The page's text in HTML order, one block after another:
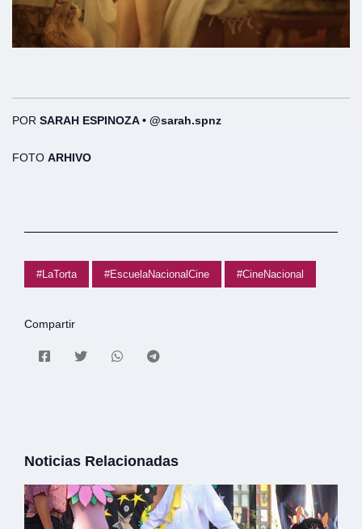
POR SARAH ESPINOZA • @sarah.spnz
FOTO ARHIVO
#LaTorta #EscuelaNacionalCine #CineNacional
Compartir
Noticias Relacionadas